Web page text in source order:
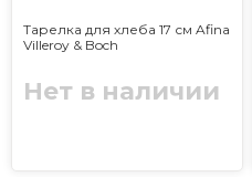
Тарелка для хлеба 17 см Afina
Villeroy & Boch
Нет в наличии